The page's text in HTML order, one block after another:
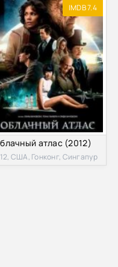
IMDB 7.4
атлас (2012)
США, Гонконг, Сингапур